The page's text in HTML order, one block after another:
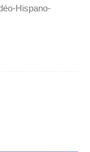
Hispano-